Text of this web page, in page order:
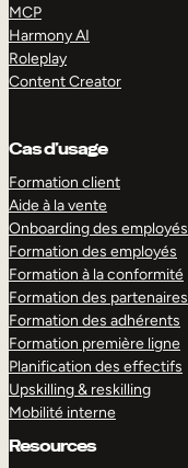
MCP
Harmony AI
Roleplay
Content Creator
Cas d’usage
Formation client
Aide à la vente
Onboarding des employés
Formation des employés
Formation à la conformité
Formation des partenaires
Formation des adhérents
Formation première ligne
Planification des effectifs
Upskilling & reskilling
Mobilité interne
Resources